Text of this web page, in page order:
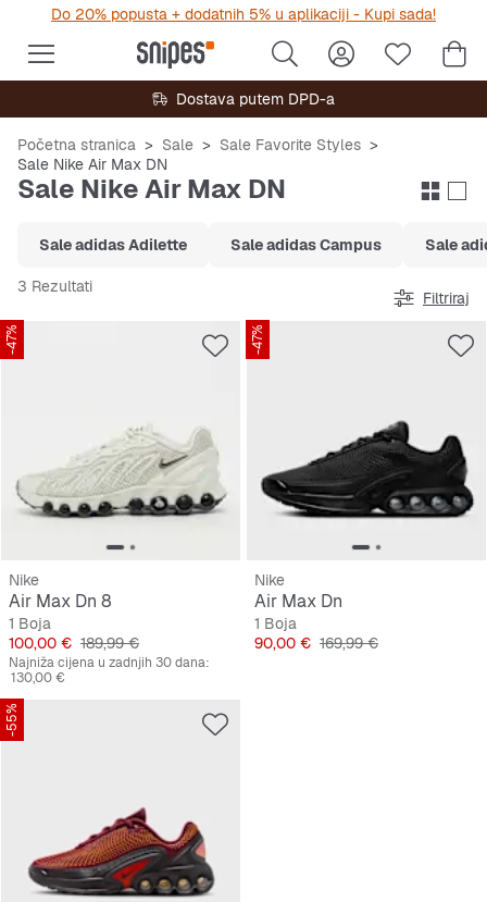
Do 20% popusta + dodatnih 5% u aplikaciji - Kupi sada!
Dostava putem DPD-a
Početna stranica Sale
Sale Favorite Styles
Sale Nike Air Max DN
Sale Nike Air Max DN
Sale adidas Adilette Sale adidas Campus Sale
3 Rezultati
Filtriraj
-47%
Nike
Air Max Dn 8
1 Boja
Cijena
100,00 € Originalna cijena
189,99 €
Najniža cijena u zadnjih 30 dana:
130,00 €
-47%
Nike
Air Max Dn
1 Boja
Cijena
90,00 € Originalna cijena
169,99 €
-55%